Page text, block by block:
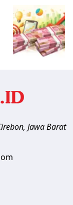
, Jawa Barat